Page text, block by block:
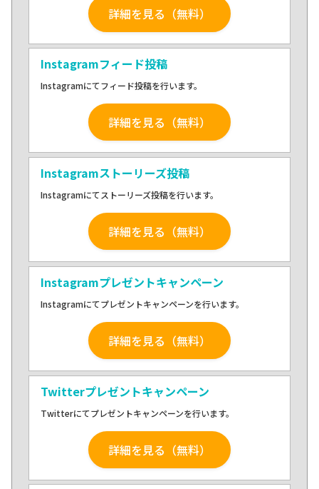
詳細を見る（無料）
Instagramフィード投稿
Instagramにてフィード投稿を行います。
詳細を見る（無料）
Instagramストーリーズ投稿
Instagramにてストーリーズ投稿を行います。
詳細を見る（無料）
Instagramプレゼントキャンペーン
Instagramにてプレゼントキャンペーンを行います。
詳細を見る（無料）
Twitterプレゼントキャンペーン
Twitterにてプレゼントキャンペーンを行います。
詳細を見る（無料）